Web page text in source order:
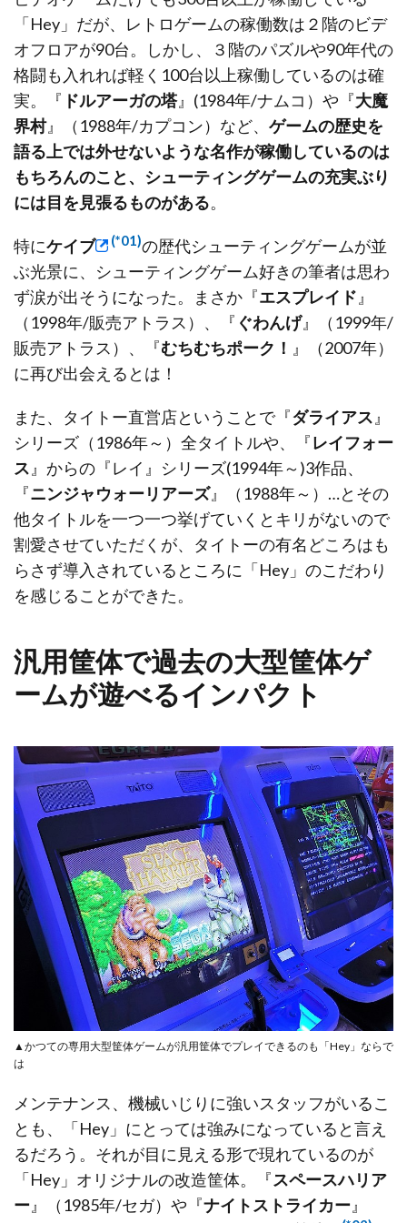
「Hey」だが、レトロゲームの稼働数は２階のビデ
オフロアが90台。しかし、３階のパズルや90年代の
格闘も入れれば軽く100台以上稼働しているのは確
実。『 ドルアーガの塔』(1984年/ナムコ）や『大魔
界村』（1988年/カプコン）など、 ゲームの歴史を
語る上では外せないような名作が稼働しているのは
もちろんのこと、シューティングゲームの充実ぶり
には目を見張るものがある。
特にケイブ (*01)の歴代シューティングゲームが並
ぶ光景に、シューティングゲーム好きの筆者は思わ
ず涙が出そうになった。まさか『エスプレイド 』
（1998年/販売アトラス）、『 ぐわんげ』（1999年/
販売アトラス）、『むちむちポーク！ 』（2007年）
に再び出会えるとは！
また、タイトー直営店ということで『ダライアス 』
シリーズ（1986年～）全タイトルや、『レイフォー
ス 』からの『レイ』シリーズ(1994年～)3作品、
『ニンジャウォーリアーズ』（1988年～）…とその
他タイトルを一つ一つ挙げていくとキリがないので
割愛させていただくが、タイトーの有名どころはも
らさず導入されているところに「Hey」のこだわり
を感じることができた。
汎用筐体で過去の大型筐体ゲ
ームが遊べるインパクト
▲かつての専用大型筐体ゲームが汎用筐体でプレイできるのも「Hey」ならで
は
メンテナンス、機械いじりに強いスタッフがいるこ
とも、「Hey」にとっては強みになっていると言え
るだろう。それが目に見える形で現れているのが
「Hey」オリジナルの改造筐体。『スペースハリア
ー 』（1985年/セガ）や『ナイトストライカー 』